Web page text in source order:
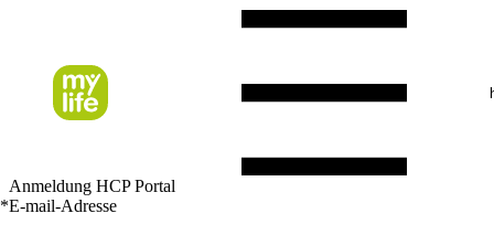
Anmeldung HCP Portal
*E-mail-Adresse